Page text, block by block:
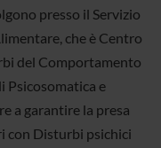
presso il Servizio
che è Centro
del Comportamento
Psicosomatica e
a garantire la presa
con Disturbi psichici